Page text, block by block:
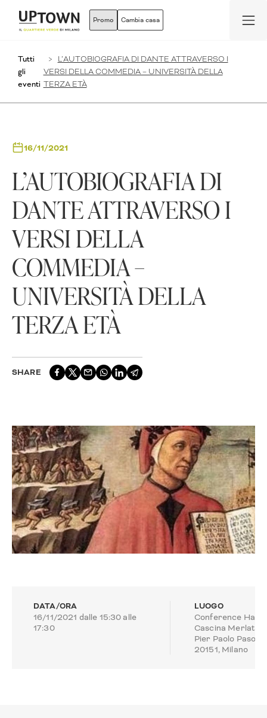
Promo Cambia casa
Tutti
gli
eventi
L’AUTOBIOGRAFIA DI DANTE ATTRAVERSO I
VERSI DELLA COMMEDIA – UNIVERSITÀ DELLA
TERZA ETÀ
16/11/2021
L’AUTOBIOGRAFIA DI
DANTE ATTRAVERSO I
VERSI DELLA
COMMEDIA –
UNIVERSITÀ DELLA
TERZA ETÀ
SHARE
DATA/ORA
16/11/2021 dalle 15:30 alle
17:30
LUOGO
Conference Hall,
Cascina Merlata,
Pier Paolo
20151, Milano